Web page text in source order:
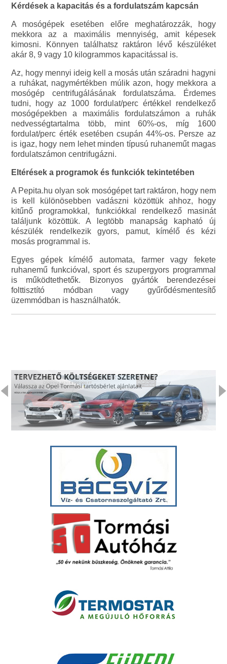
Kérdések a kapacitás és a fordulatszám kapcsán
A mosógépek esetében előre meghatározzák, hogy
mekkora az a maximális mennyiség, amit képesek
kimosni. Könnyen találhatsz raktáron lévő készüléket
akár 8, 9 vagy 10 kilogrammos kapacitással is.
Az, hogy mennyi ideig kell a mosás után száradni hagyni
a ruhákat, nagymértékben múlik azon, hogy mekkora a
mosógép centrifugálásának fordulatszáma. Érdemes
tudni, hogy az 1000 fordulat/perc értékkel rendelkező
mosógépekben a maximális fordulatszámon a ruhák
nedvességtartalma több, mint 60%-os, míg 1600
fordulat/perc érték esetében csupán 44%-os. Persze az
is igaz, hogy nem lehet minden típusú ruhaneműt magas
fordulatszámon centrifugázni.
Eltérések a programok és funkciók tekintetében
A Pepita.hu olyan sok mosógépet tart raktáron, hogy nem
is kell különösebben vadászni közöttük ahhoz, hogy
kitűnő programokkal, funkciókkal rendelkező masinát
találjunk közöttük. A legtöbb manapság kapható új
készülék rendelkezik gyors, pamut, kímélő és kézi
mosás programmal is.
Egyes gépek kímélő automata, farmer vagy fekete
ruhanemű funkcióval, sport és szupergyors programmal
is működtethetők. Bizonyos gyártók berendezései
folttisztító módban vagy gyűrődésmentesítő
üzemmódban is használhatók.